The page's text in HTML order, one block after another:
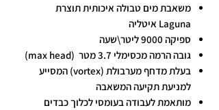
משאבת מים טבולה איכותית תוצרת
Laguna איטליה
ספיקה 9000 ליטר\שעה
גובה הרמה מכסימלי 3.7 מטר (max head)
בעלת מדחף מערבולת (vortex) המסייע
למניעת תקיעה המשאבה
מותאמת לעבודה בעומסי לכלוך כבדים